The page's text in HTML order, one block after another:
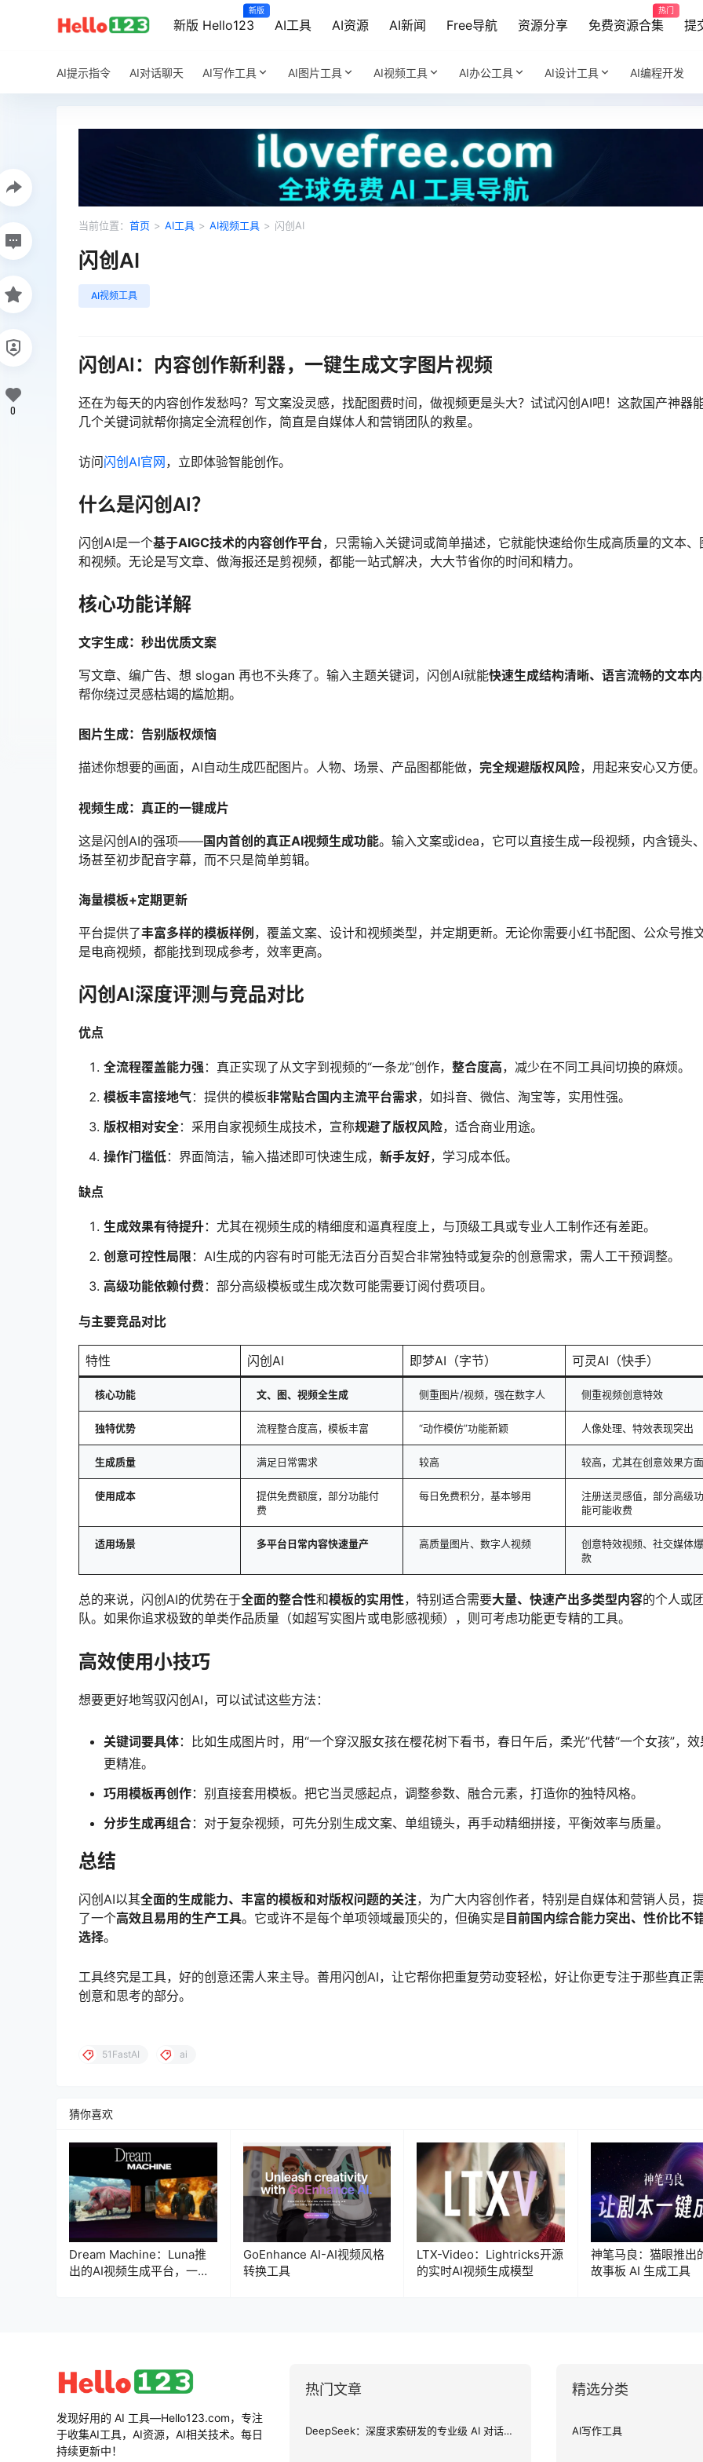
新版 Hello123
新版
AI工具 AI资源 AI新闻 Free导航 资源分享 免费资源合集
热门
提
AI提示指令 AI对话聊天 AI写作工具 AI图片工具 AI视频工具 AI办公工具 AI设计工具 AI编程开发
当前位置： 首页 > AI工具 > AI视频工具 > 闪创AI
闪创AI
AI视频工具
闪创AI：内容创作新利器，一键生成文字图片视频
还在为每天的内容创作发愁吗？写文案没灵感，找配图费时间，做视频更是头大？试试闪创AI吧！这款国产神器
几个关键词就帮你搞定全流程创作，简直是自媒体人和营销团队的救星。
访问闪创AI官网，立即体验智能创作。
什么是闪创AI？
闪创AI是一个基于AIGC技术的内容创作平台，只需输入关键词或简单描述，它就能快速给你生成高质量的文本、
和视频。无论是写文章、做海报还是剪视频，都能一站式解决，大大节省你的时间和精力。
核心功能详解
文字生成：秒出优质文案
写文章、编广告、想 slogan 再也不头疼了。输入主题关键词，闪创AI就能快速生成结构清晰、语言流畅的文本
帮你绕过灵感枯竭的尴尬期。
图片生成：告别版权烦恼
描述你想要的画面，AI自动生成匹配图片。人物、场景、产品图都能做， 完全规避版权风险，用起来安心又方便。
视频生成：真正的一键成片
这是闪创AI的强项——国内首创的真正AI视频生成功能。输入文案或idea，它可以直接生成一段视频，内含镜头
场甚至初步配音字幕，而不只是简单剪辑。
海量模板+定期更新
平台提供了丰富多样的模板样例，覆盖文案、设计和视频类型，并定期更新。无论你需要小红书配图、公众号推
是电商视频，都能找到现成参考，效率更高。
闪创AI深度评测与竞品对比
优点
全流程覆盖能力强 ：真正实现了从文字到视频的“一条龙”创作， 整合度高，减少在不同工具间切换的麻烦。
模板丰富接地气：提供的模板非常贴合国内主流平台需求，如抖音、微信、淘宝等，实用性强。
版权相对安全：采用自家视频生成技术，宣称规避了版权风险，适合商业用途。
操作门槛低：界面简洁，输入描述即可快速生成， 新手友好，学习成本低。
缺点
生成效果有待提升：尤其在视频生成的精细度和逼真程度上，与顶级工具或专业人工制作还有差距。
创意可控性局限 ：AI生成的内容有时可能无法百分百契合非常独特或复杂的创意需求，需人工干预调整。
高级功能依赖付费 ：部分高级模板或生成次数可能需要订阅付费项目。
与主要竞品对比
特性 闪创AI 即梦AI（字节） 可灵AI（快手）
核心功能 文、图、视频全生成 侧重图片/视频，强在数字人 侧重视频创意特效
独特优势 流程整合度高，模板丰富 “动作模仿”功能新颖 人像处理、特效表现突出
生成质量 满足日常需求 较高 较高，尤其在创意效果方面
使用成本
提供免费额度，部分功能付
费
每日免费积分，基本够用
注册送灵感值，部分高级功
能可能收费
适用场景 多平台日常内容快速量产 高质量图片、数字人视频
创意特效视频、社交媒体爆
款
总的来说，闪创AI的优势在于全面的整合性和模板的实用性，特别适合需要大量、快速产出多类型内容的个人或团
队。如果你追求极致的单类作品质量（如超写实图片或电影感视频），则可考虑功能更专精的工具。
高效使用小技巧
想要更好地驾驭闪创AI，可以试试这些方法：
关键词要具体：比如生成图片时，用“一个穿汉服女孩在樱花树下看书，春日午后，柔光”代替“一个女孩”，
更精准。
巧用模板再创作：别直接套用模板。把它当灵感起点，调整参数、融合元素，打造你的独特风格。
分步生成再组合：对于复杂视频，可先分别生成文案、单组镜头，再手动精细拼接，平衡效率与质量。
总结
闪创AI以其全面的生成能力、丰富的模板和对版权问题的关注，为广大内容创作者，特别是自媒体和营销人员，
了一个高效且易用的生产工具。它或许不是每个单项领域最顶尖的，但确实是 目前国内综合能力突出、性价比不
选择。
工具终究是工具，好的创意还需人来主导。善用闪创AI，让它帮你把重复劳动变轻松，好让你更专注于那些真正
创意和思考的部分。
0
51FastAI ai
猜你喜欢
Dream Machine：Luna推
出的AI视频生成平台，一句
GoEnhance AI-AI视频风格
转换工具
LTX-Video：Lightricks开源
的实时AI视频生成模型
神笔马良：猫眼推出
故事板 AI 生成工具
发现好用的 AI 工具—Hello123.com，专注
于收集AI工具，AI资源，AI相关技术。每日
持续更新中！
热门文章
DeepSeek：深度求索研发的专业级 AI 对话助手
精选分类
AI写作工具